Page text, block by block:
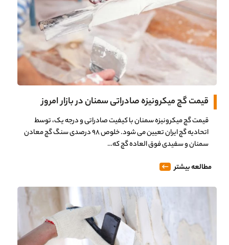
قیمت گچ میکرونیزه صادراتی سمنان در بازار امروز
قیمت گچ میکرونیزه سمنان با کیفیت صادراتی و درجه یک، توسط
اتحادیه گچ ایران تعیین می شود. خلوص ۹۸ درصدی سنگ گچ معادن
سمنان و سفیدی فوق العاده گچ که…
مطالعه بیشتر